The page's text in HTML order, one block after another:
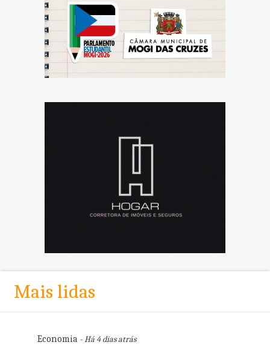
Mais lidas
Economia- Há 4 dias atrás